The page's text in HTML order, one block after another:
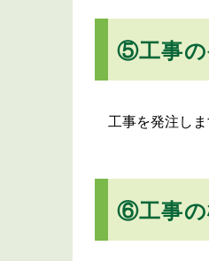
⑤工事の
工事を発注しま
⑥工事の